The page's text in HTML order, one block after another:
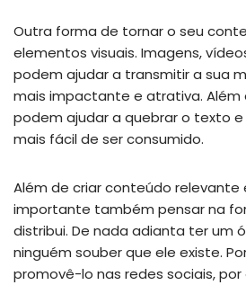
Outra forma de tornar o seu
elementos visuais. Imagens,
podem ajudar a transmitir a sua
mais impactante e atrativa. Além
podem ajudar a quebrar o texto
mais fácil de ser consumido.
Além de criar conteúdo relevante
importante também pensar na
distribui. De nada adianta ter um
ninguém souber que ele existe.
promovê-lo nas redes sociais,